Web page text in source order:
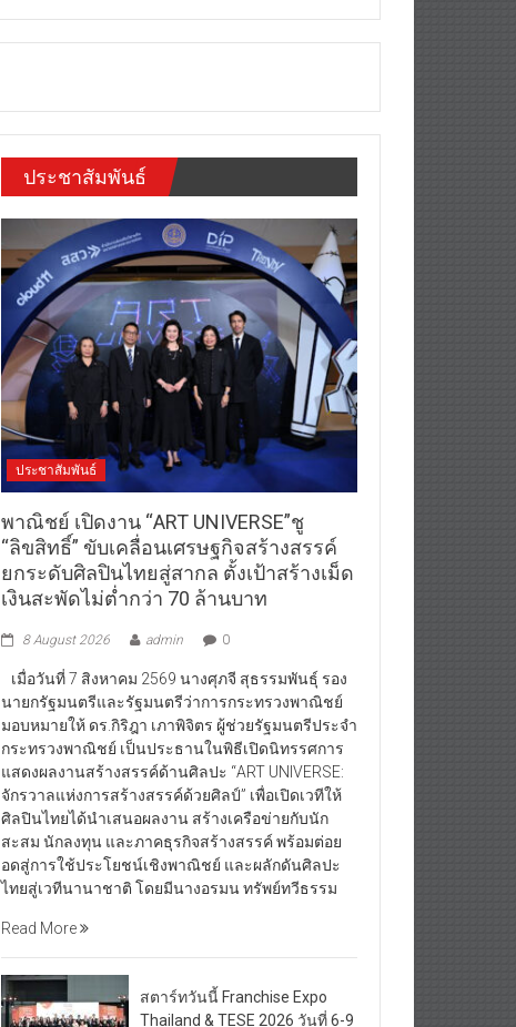
ประชาสัมพันธ์
ประชาสัมพันธ์
พาณิชย์ เปิดงาน “ART UNIVERSE”ชู
“ลิขสิทธิ์” ขับเคลื่อนเศรษฐกิจสร้างสรรค์
ยกระดับศิลปินไทยสู่สากล ตั้งเป้าสร้างเม็ด
เงินสะพัดไม่ต่ำกว่า 70 ล้านบาท
8 August 2026 admin 0
เมื่อวันที่ 7 สิงหาคม 2569 นางศุภจี สุธรรมพันธุ์ รอง
นายกรัฐมนตรีและรัฐมนตรีว่าการกระทรวงพาณิชย์
มอบหมายให้ ดร.กิริฎา เภาพิจิตร ผู้ช่วยรัฐมนตรีประจำ
กระทรวงพาณิชย์ เป็นประธานในพิธีเปิดนิทรรศการ
แสดงผลงานสร้างสรรค์ด้านศิลปะ “ART UNIVERSE:
จักรวาลแห่งการสร้างสรรค์ด้วยศิลป์” เพื่อเปิดเวทีให้
ศิลปินไทยได้นำเสนอผลงาน สร้างเครือข่ายกับนัก
สะสม นักลงทุน และภาคธุรกิจสร้างสรรค์ พร้อมต่อย
อดสู่การใช้ประโยชน์เชิงพาณิชย์ และผลักดันศิลปะ
ไทยสู่เวทีนานาชาติ โดยมีนางอรมน ทรัพย์ทวีธรรม
Read More
สตาร์ทวันนี้ Franchise Expo
Thailand & TESE 2026 วันที่ 6-9